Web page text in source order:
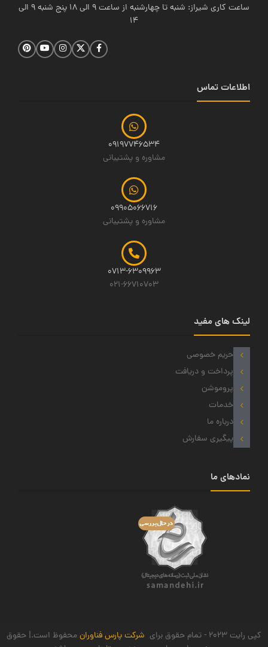
ساعت کاری شیراز: شنبه تا چهارشنبه از ساعت 9 الی 18 پنج شنبه 9 الی
14
اطلاعات تماس
09197746534
مشاوره و پشتیبانی
09905066716
مشاوره و پشتیبانی
0713-6309963
021-66710703
لینک های مفید
حریم خصوصی
پرداخت و دریافت
پروموشن
خدمات
درباره ما
پیگیری سفارش
نمادهای ما
کپی رایت 2023 - تمام حقوق برای شرکت پارس فناورانمحفوظ است.| حقوق